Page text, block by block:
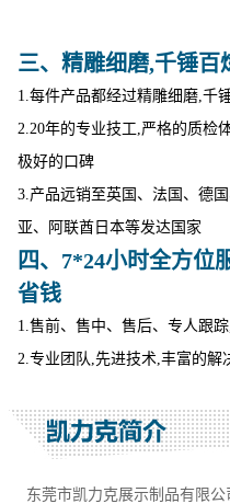
三、精雕细磨,千锤百
1.每件产品都经过精雕细磨,千
2.20年的专业技工,严格的质检
极好的口碑
3.产品远销至英国、法国、德
亚、阿联酋日本等发达国家
四、7*24小时全方位
省钱
1.售前、售中、售后、专人跟
2.专业团队,先进技术,丰富的解
东莞市凯力克展示制品有限